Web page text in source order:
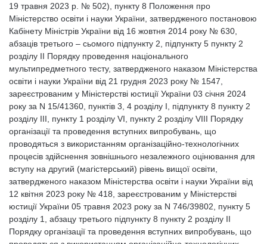
19 травня 2023 р. № 502), пункту 8 Положення про
Міністерство освіти і науки України, затвердженого постановою
Кабінету Міністрів України від 16 жовтня 2014 року № 630,
абзаців третього – сьомого підпункту 2, підпункту 5 пункту 2
розділу II Порядку проведення національного
мультипредметного тесту, затвердженого наказом Міністерства
освіти і науки України від 21 грудня 2023 року № 1547,
зареєстрованим у Міністерстві юстиції України 03 січня 2024
року за N 15/41360, пунктів 3, 4 розділу I, підпункту 8 пункту 2
розділу III, пункту 1 розділу VI, пункту 2 розділу VIII Порядку
організації та проведення вступних випробувань, що
проводяться з використанням організаційно-технологічних
процесів здійснення зовнішнього незалежного оцінювання для
вступу на другий (магістерський) рівень вищої освіти,
затвердженого наказом Міністерства освіти і науки України від
12 квітня 2023 року № 418, зареєстрованим у Міністерстві
юстиції України 05 травня 2023 року за N 746/39802, пункту 5
розділу 1, абзацу третього підпункту 8 пункту 2 розділу II
Порядку організації та проведення вступних випробувань, що